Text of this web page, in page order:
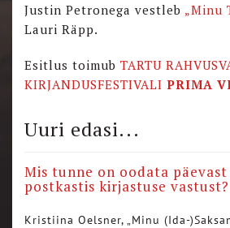
Justin Petronega vestleb „Minu
Lauri Räpp.
Esitlus toimub TARTU
KIRJANDUSFESTIVALI PRIMA
Uuri edasi...
Mis tunne on oodata päevast
postkastis kirjastuse vastust?
Kristiina Oelsner, „Minu (Ida-